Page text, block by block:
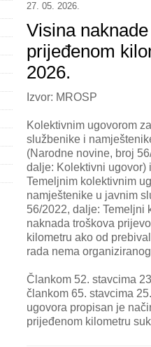
27. 05. 2026.
Visina
prijeđenom
2026.
Izvor: MROSP
Kolektivnim ugovorom
službenike i
(Narodne novine, broj
dalje: Kolektivni ugovor) i
Temeljnim kolektivnim
namještenike u javnim
56/2022, dalje: Temeljni
naknada troškova
kilometru ako od
rada nema
Člankom 52. stavcima
člankom 65. stavcima
ugovora propisan je
prijeđenom kilometru